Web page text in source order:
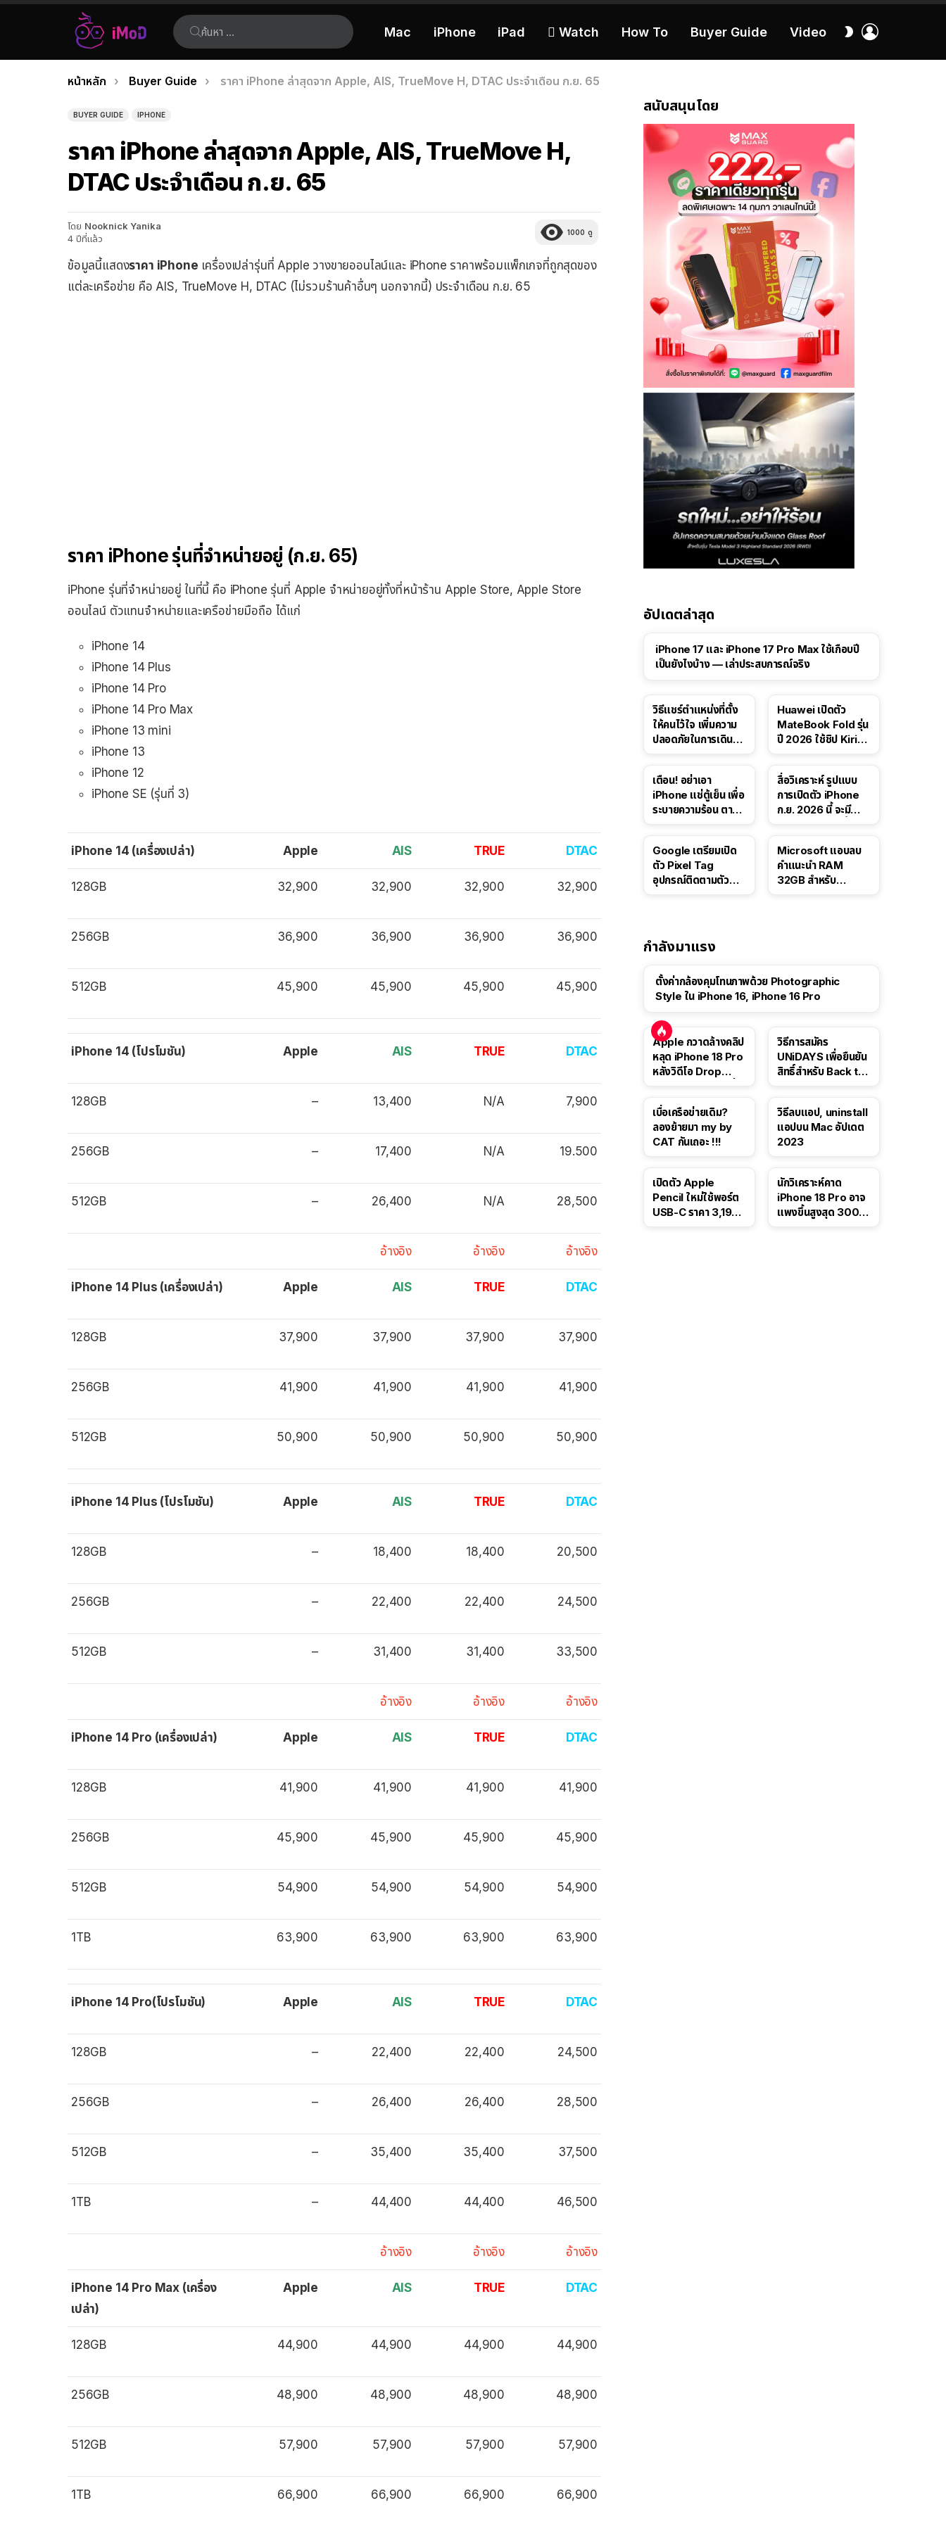
ค้นหา:
Mac iPhone iPad  Watch How To Buyer Guide Video
สลับ
เรื่อง
ล่าสุด
คุณอยู่ที่นี่:
หน้าหลัก Buyer Guide ราคา iPhone ล่าสุดจาก Apple, AIS, TrueMove H, DTAC ประจำเดือน ก.ย. 65
BUYER GUIDE IPHONE
ราคา iPhone ล่าสุดจาก Apple, AIS, TrueMove H,
DTAC ประจำเดือน ก.ย. 65
โดย Nooknick Yanika
4 ปีที่แล้ว
1000 ดู
ข้อมูลนี้แสดงราคา iPhone เครื่องเปล่ารุ่นที่ Apple วางขายออนไลน์และ iPhone ราคาพร้อมแพ็กเกจที่ถูกสุดของ
แต่ละเครือข่าย คือ AIS, TrueMove H, DTAC (ไม่รวมร้านค้าอื่นๆ นอกจากนี้) ประจำเดือน ก.ย. 65
ราคา iPhone รุ่นที่จำหน่ายอยู่ (ก.ย. 65)
iPhone รุ่นที่จำหน่ายอยู่ ในที่นี้ คือ iPhone รุ่นที่ Apple จำหน่ายอยู่ทั้งที่หน้าร้าน Apple Store, Apple Store
ออนไลน์ ตัวแทนจำหน่ายและเครือข่ายมือถือ ได้แก่
iPhone 14
iPhone 14 Plus
iPhone 14 Pro
iPhone 14 Pro Max
iPhone 13 mini
iPhone 13
iPhone 12
iPhone SE (รุ่นที่ 3)
iPhone 14 (เครื่องเปล่า) Apple AIS TRUE DTAC
128GB 32,900 32,900 32,900 32,900
256GB 36,900 36,900 36,900 36,900
512GB 45,900 45,900 45,900 45,900
iPhone 14 (โปรโมชัน) Apple AIS TRUE DTAC
128GB – 13,400 N/A 7,900
256GB – 17,400 N/A 19.500
512GB – 26,400 N/A 28,500
อ้างอิง อ้างอิง อ้างอิง
iPhone 14 Plus (เครื่องเปล่า) Apple AIS TRUE DTAC
128GB 37,900 37,900 37,900 37,900
256GB 41,900 41,900 41,900 41,900
512GB 50,900 50,900 50,900 50,900
iPhone 14 Plus (โปรโมชัน) Apple AIS TRUE DTAC
128GB – 18,400 18,400 20,500
256GB – 22,400 22,400 24,500
512GB – 31,400 31,400 33,500
อ้างอิง อ้างอิง อ้างอิง
iPhone 14 Pro (เครื่องเปล่า) Apple AIS TRUE DTAC
128GB 41,900 41,900 41,900 41,900
256GB 45,900 45,900 45,900 45,900
512GB 54,900 54,900 54,900 54,900
1TB 63,900 63,900 63,900 63,900
iPhone 14 Pro(โปรโมชัน) Apple AIS TRUE DTAC
128GB – 22,400 22,400 24,500
256GB – 26,400 26,400 28,500
512GB – 35,400 35,400 37,500
1TB – 44,400 44,400 46,500
อ้างอิง อ้างอิง อ้างอิง
iPhone 14 Pro Max (เครื่อง
เปล่า)
Apple AIS TRUE DTAC
128GB 44,900 44,900 44,900 44,900
256GB 48,900 48,900 48,900 48,900
512GB 57,900 57,900 57,900 57,900
1TB 66,900 66,900 66,900 66,900
สนับสนุนโดย
อัปเดตล่าสุด
41:47
iPhone 17 และ iPhone 17 Pro Max ใช้เกือบปี
เป็นยังไงบ้าง — เล่าประสบการณ์จริง
วิธีแชร์ตำแหน่งที่ตั้ง
ให้คนไว้ใจ เพิ่มความ
ปลอดภัยในการเดิน
Huawei เปิดตัว
MateBook Fold รุ่น
ปี 2026 ใช้ชิป Kirin
เตือน! อย่าเอา
iPhone แช่ตู้เย็น เพื่อ
ระบายความร้อน ตาม
สื่อวิเคราะห์ รูปแบบ
การเปิดตัว iPhone
ก.ย. 2026 นี้ จะมี
Google เตรียมเปิด
ตัว Pixel Tag
อุปกรณ์ติดตามตัว
Microsoft แอบลบ
คำแนะนำ RAM
32GB สำหรับ
กำลังมาแรง
ตั้งค่ากล้องคุมโทนภาพด้วย Photographic
Style ใน iPhone 16, iPhone 16 Pro
Apple กวาดล้างคลิป
หลุด iPhone 18 Pro
หลังวิดีโอ Drop
วิธีการสมัคร
UNiDAYS เพื่อยืนยัน
สิทธิ์สำหรับ Back to
เบื่อเครือข่ายเดิม?
ลองย้ายมา my by
CAT กันเถอะ !!!
วิธีลบแอป, uninstall
แอปบน Mac อัปเดต
2023
เปิดตัว Apple
Pencil ใหม่ใช้พอร์ต
USB-C ราคา 3,190
นักวิเคราะห์คาด
iPhone 18 Pro อาจ
แพงขึ้นสูงสุด 300